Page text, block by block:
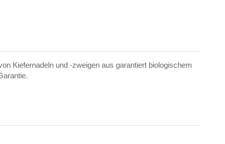
Kiefernadeln und -zweigen aus garantiert biologischem